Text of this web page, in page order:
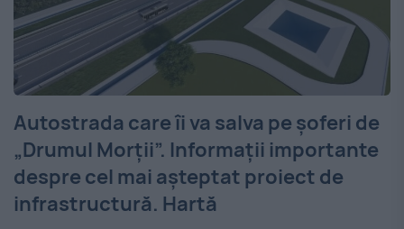
Autostrada care îi va salva pe șoferi de
„Drumul Morții”. Informații importante
despre cel mai așteptat proiect de
infrastructură. Hartă